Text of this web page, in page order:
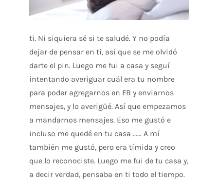
ti. Ni siquiera sé si te saludé. Y no podía
dejar de pensar en ti, así que se me olvidó
darte el pin. Luego me fui a casa y seguí
intentando averiguar cuál era tu nombre
para poder agregarnos en FB y enviarnos
mensajes, y lo averigüé. Así que empezamos
a mandarnos mensajes. Eso me gustó e
incluso me quedé en tu casa …… A mí
también me gustó, pero era tímida y creo
que lo reconociste. Luego me fui de tu casa y,
a decir verdad, pensaba en ti todo el tiempo.